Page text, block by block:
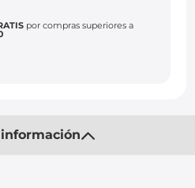
por compras superiores a